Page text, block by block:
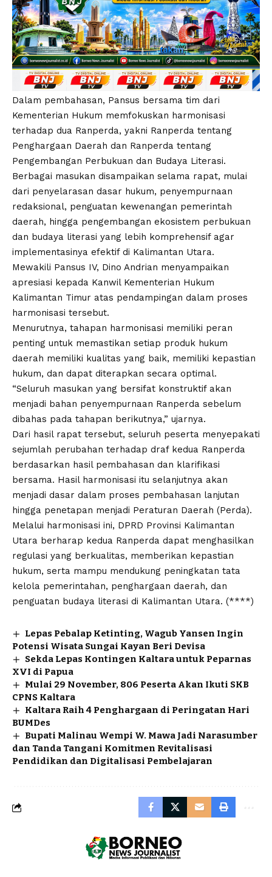
Dalam pembahasan, Pansus bersama tim dari
Kementerian Hukum memfokuskan harmonisasi
terhadap dua Ranperda, yakni Ranperda tentang
Penghargaan Daerah dan Ranperda tentang
Pengembangan Perbukuan dan Budaya Literasi.
Berbagai masukan disampaikan selama rapat, mulai
dari penyelarasan dasar hukum, penyempurnaan
redaksional, penguatan kewenangan pemerintah
daerah, hingga pengembangan ekosistem perbukuan
dan budaya literasi yang lebih komprehensif agar
implementasinya efektif di Kalimantan Utara.
Mewakili Pansus IV, Dino Andrian menyampaikan
apresiasi kepada Kanwil Kementerian Hukum
Kalimantan Timur atas pendampingan dalam proses
harmonisasi tersebut.
Menurutnya, tahapan harmonisasi memiliki peran
penting untuk memastikan setiap produk hukum
daerah memiliki kualitas yang baik, memiliki kepastian
hukum, dan dapat diterapkan secara optimal.
“Seluruh masukan yang bersifat konstruktif akan
menjadi bahan penyempurnaan Ranperda sebelum
dibahas pada tahapan berikutnya,” ujarnya.
Dari hasil rapat tersebut, seluruh peserta menyepakati
sejumlah perubahan terhadap draf kedua Ranperda
berdasarkan hasil pembahasan dan klarifikasi
bersama. Hasil harmonisasi itu selanjutnya akan
menjadi dasar dalam proses pembahasan lanjutan
hingga penetapan menjadi Peraturan Daerah (Perda).
Melalui harmonisasi ini, DPRD Provinsi Kalimantan
Utara berharap kedua Ranperda dapat menghasilkan
regulasi yang berkualitas, memberikan kepastian
hukum, serta mampu mendukung peningkatan tata
kelola pemerintahan, penghargaan daerah, dan
penguatan budaya literasi di Kalimantan Utara. (****)
Lepas Pebalap Ketinting, Wagub Yansen Ingin
Potensi Wisata Sungai Kayan Beri Devisa
Sekda Lepas Kontingen Kaltara untuk Peparnas
XVI di Papua
Mulai 29 November, 806 Peserta Akan Ikuti SKB
CPNS Kaltara
Kaltara Raih 4 Penghargaan di Peringatan Hari
BUMDes
Bupati Malinau Wempi W. Mawa Jadi Narasumber
dan Tanda Tangani Komitmen Revitalisasi
Pendidikan dan Digitalisasi Pembelajaran